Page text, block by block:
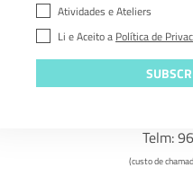
Praceta
2775-
Telf:
Telm:
(custo de
Atividades e Ateliers
Li e Aceito a Política de